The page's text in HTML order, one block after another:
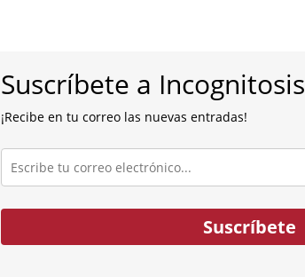
Suscríbete a Incognitosis
¡Recibe en tu correo las nuevas entradas!
Escribe
tu
correo
electrónico...
Suscríbete